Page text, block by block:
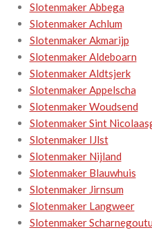
Slotenmaker Abbega
Slotenmaker Achlum
Slotenmaker Akmarijp
Slotenmaker Aldeboarn
Slotenmaker Aldtsjerk
Slotenmaker Appelscha
Slotenmaker Woudsend
Slotenmaker Sint
Slotenmaker IJlst
Slotenmaker Nijland
Slotenmaker Blauwhuis
Slotenmaker Jirnsum
Slotenmaker Langweer
Slotenmaker